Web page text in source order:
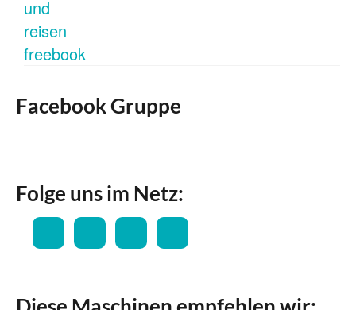
Facebook Gruppe
Folge uns im Netz: